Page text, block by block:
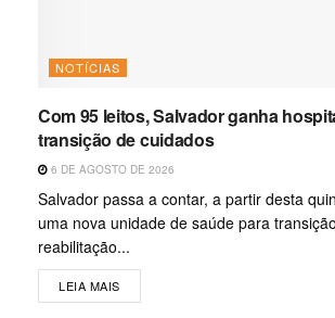
NOTÍCIAS
Com 95 leitos, Salvador ganha
transição de cuidados
6 DE AGOSTO DE 2026
Salvador passa a contar, a partir desta
uma nova unidade de saúde para
reabilitação...
LEIA MAIS